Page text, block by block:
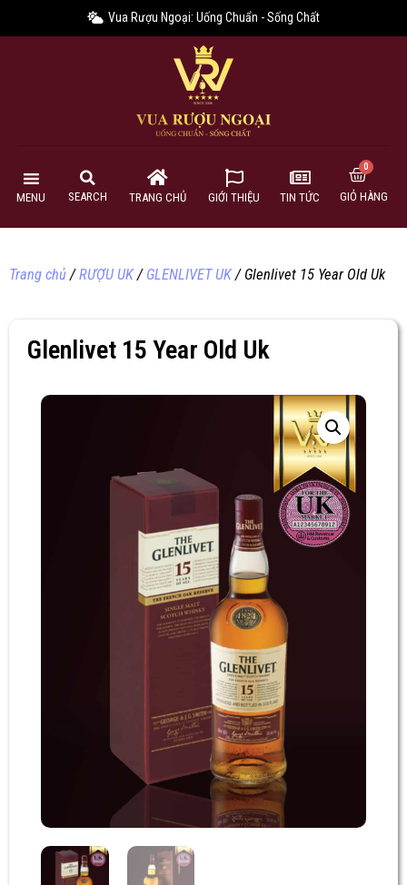
Vua Rượu Ngoại: Uống Chuẩn - Sống Chất
MENU SEARCH TRANG CHỦ GIỚI THIỆU TIN TỨC GIỎ HÀNG
Trang chủ/RƯỢU UK/ GLENLIVET UK/ Glenlivet 15 Year Old Uk
Glenlivet 15 Year Old Uk